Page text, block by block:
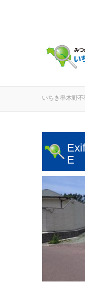
いちき串木野
E